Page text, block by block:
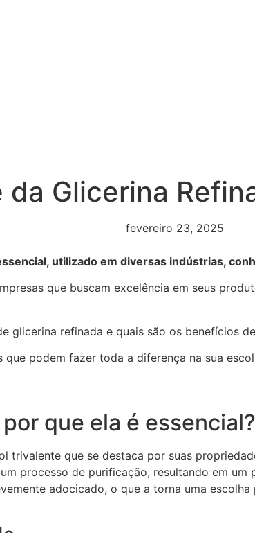
Glicerina
fevereiro 23, 2025
utilizado em diversas indústrias,
que buscam excelência em seus
glicerina refinada e quais são os benefícios
podem fazer toda a diferença na sua
que ela é essencial?
trivalente que se destaca por suas
processo de purificação, resultando em
adocicado, o que a torna uma